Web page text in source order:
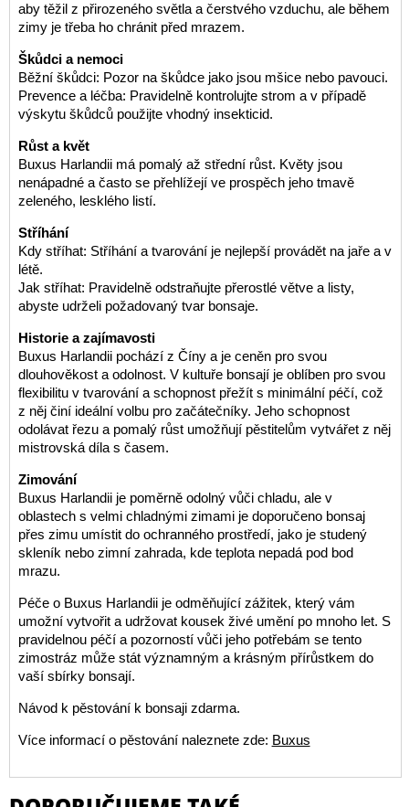
aby těžil z přirozeného světla a čerstvého vzduchu, ale během
zimy je třeba ho chránit před mrazem.
Škůdci a nemoci
Běžní škůdci: Pozor na škůdce jako jsou mšice nebo pavouci.
Prevence a léčba: Pravidelně kontrolujte strom a v případě
výskytu škůdců použijte vhodný insekticid.
Růst a květ
Buxus Harlandii má pomalý až střední růst. Květy jsou
nenápadné a často se přehlížejí ve prospěch jeho tmavě
zeleného, lesklého listí.
Stříhání
Kdy stříhat: Stříhání a tvarování je nejlepší provádět na jaře a v
létě.
Jak stříhat: Pravidelně odstraňujte přerostlé větve a listy,
abyste udrželi požadovaný tvar bonsaje.
Historie a zajímavosti
Buxus Harlandii pochází z Číny a je ceněn pro svou
dlouhověkost a odolnost. V kultuře bonsají je oblíben pro svou
flexibilitu v tvarování a schopnost přežít s minimální péčí, což
z něj činí ideální volbu pro začátečníky. Jeho schopnost
odolávat řezu a pomalý růst umožňují pěstitelům vytvářet z něj
mistrovská díla s časem.
Zimování
Buxus Harlandii je poměrně odolný vůči chladu, ale v
oblastech s velmi chladnými zimami je doporučeno bonsaj
přes zimu umístit do ochranného prostředí, jako je studený
skleník nebo zimní zahrada, kde teplota nepadá pod bod
mrazu.
Péče o Buxus Harlandii je odměňující zážitek, který vám
umožní vytvořit a udržovat kousek živé umění po mnoho let. S
pravidelnou péčí a pozorností vůči jeho potřebám se tento
zimostráz může stát významným a krásným přírůstkem do
vaší sbírky bonsají.
Návod k pěstování k bonsaji zdarma.
Více informací o pěstování naleznete zde: Buxus